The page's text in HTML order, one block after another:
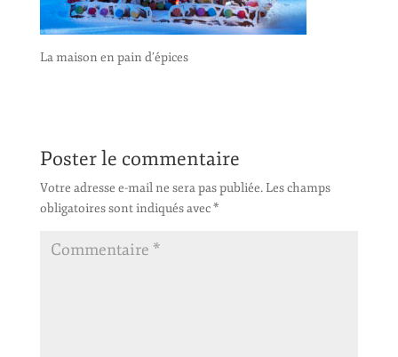
La maison en pain d’épices
Poster le commentaire
Votre adresse e-mail ne sera pas publiée.Les champs
obligatoires sont indiqués avec*